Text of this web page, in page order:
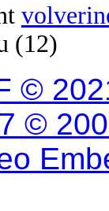
(12)
©
©